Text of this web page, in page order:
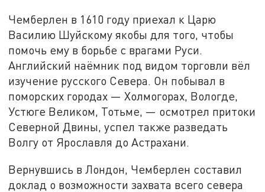
Чемберлен в 1610 году приехал к Царю
Василию Шуйскому якобы для того, чтобы
помочь ему в борьбе с врагами Руси.
Английский наёмник под видом торговли вёл
изучение русского Севера. Он побывал в
поморских городах — Холмогорах, Вологде,
Устюге Великом, Тотьме, — осмотрел притоки
Северной Двины, успел также разведать
Волгу от Ярославля до Астрахани.
Вернувшись в Лондон, Чемберлен составил
доклад о возможности захвата всего севера